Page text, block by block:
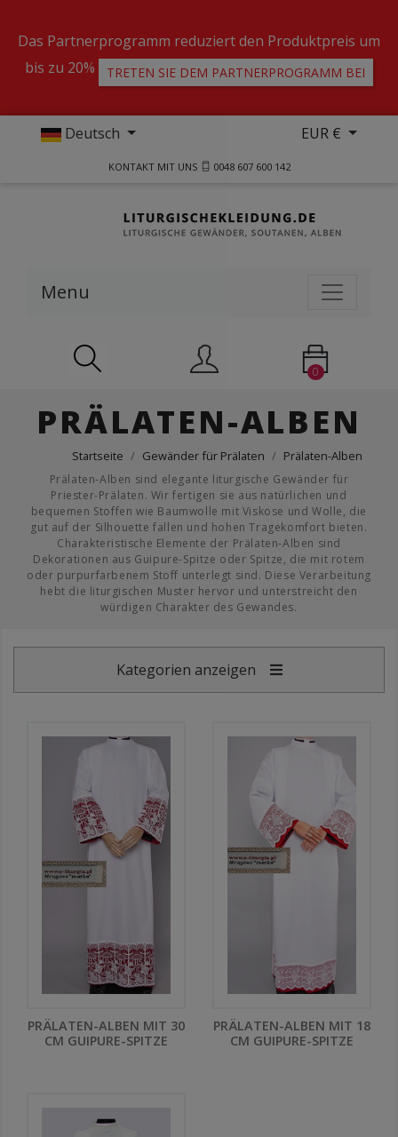
Das Partnerprogramm reduziert den Produktpreis um
bis zu 20%
TRETEN SIE DEM PARTNERPROGRAMM BEI
Deutsch EUR €
KONTAKT MIT UNS 0048 607 600 142
Menu
0
PRÄLATEN-ALBEN
Startseite Gewänder für Prälaten Prälaten-Alben
Prälaten-Alben sind elegante liturgische Gewänder für
Priester-Prälaten. Wir fertigen sie aus natürlichen und
bequemen Stoffen wie Baumwolle mit Viskose und Wolle, die
gut auf der Silhouette fallen und hohen Tragekomfort bieten.
Charakteristische Elemente der Prälaten-Alben sind
Dekorationen aus Guipure-Spitze oder Spitze, die mit rotem
oder purpurfarbenem Stoff unterlegt sind. Diese Verarbeitung
hebt die liturgischen Muster hervor und unterstreicht den
würdigen Charakter des Gewandes.
Kategorien anzeigen
PRÄLATEN-ALBEN MIT 30
CM GUIPURE-SPITZE
PRÄLATEN-ALBEN MIT 18
CM GUIPURE-SPITZE